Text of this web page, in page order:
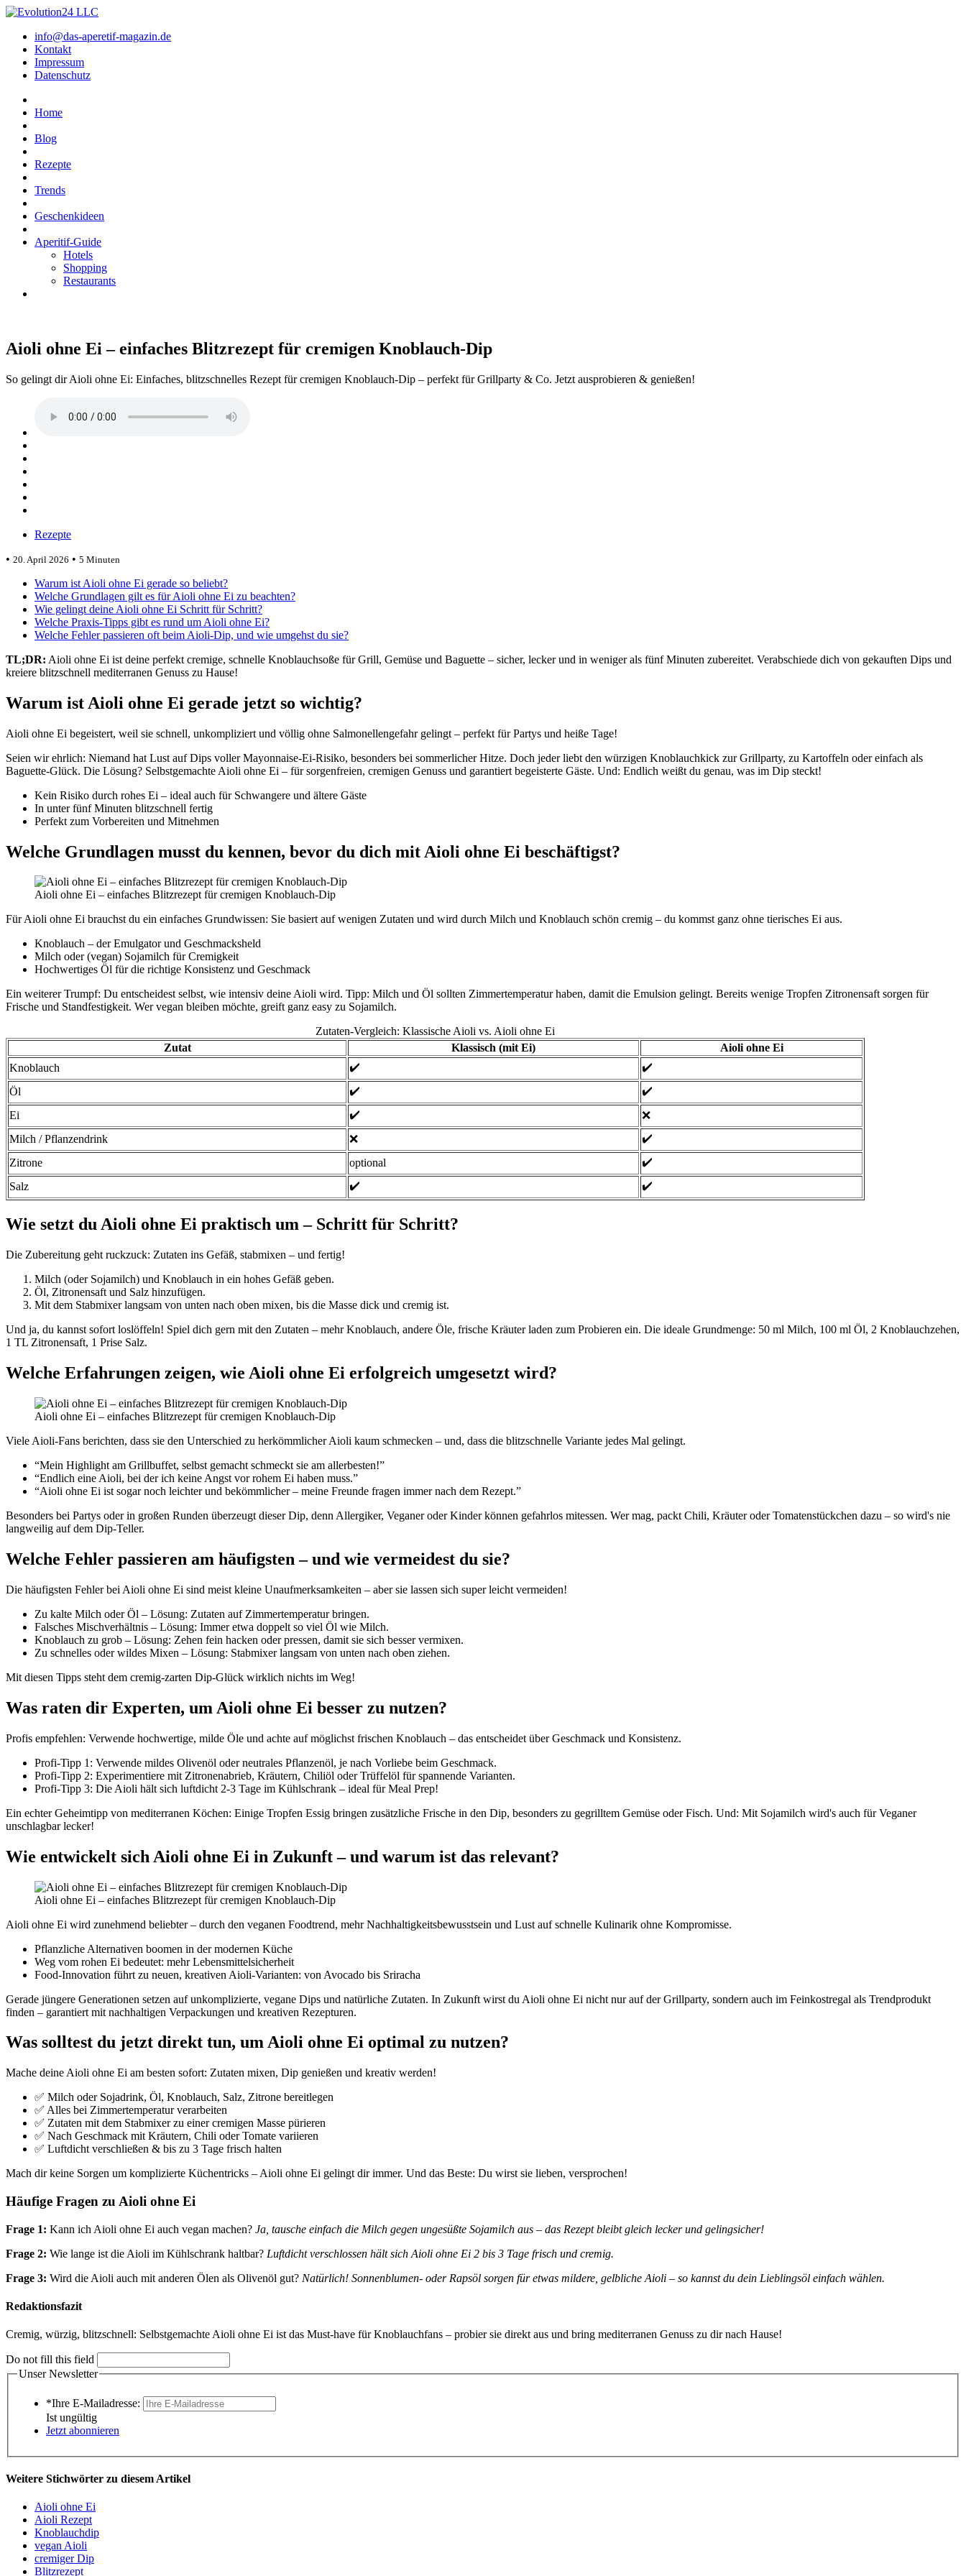
info@das-aperetif-magazin.de
Kontakt
Impressum
Datenschutz
Home
Blog
Rezepte
Trends
Geschenkideen
Aperitif-Guide
Hotels
Shopping
Restaurants
Aioli ohne Ei – einfaches Blitzrezept für cremigen Knoblauch-Dip
So gelingt dir Aioli ohne Ei: Einfaches, blitzschnelles Rezept für cremigen Knoblauch-Dip – perfekt für Grillparty & Co. Jetzt ausprobieren & genießen!
Rezepte
• 20. April 2026 • 5 Minuten
Warum ist Aioli ohne Ei gerade so beliebt?
Welche Grundlagen gilt es für Aioli ohne Ei zu beachten?
Wie gelingt deine Aioli ohne Ei Schritt für Schritt?
Welche Praxis-Tipps gibt es rund um Aioli ohne Ei?
Welche Fehler passieren oft beim Aioli-Dip, und wie umgehst du sie?
TL;DR: Aioli ohne Ei ist deine perfekt cremige, schnelle Knoblauchsoße für Grill, Gemüse und Baguette – sicher, lecker und in weniger als fünf Minuten zubereitet. Verabschiede dich von gekauften Dips und
kreiere blitzschnell mediterranen Genuss zu Hause!
Warum ist Aioli ohne Ei gerade jetzt so wichtig?
Aioli ohne Ei begeistert, weil sie schnell, unkompliziert und völlig ohne Salmonellengefahr gelingt – perfekt für Partys und heiße Tage!
Seien wir ehrlich: Niemand hat Lust auf Dips voller Mayonnaise-Ei-Risiko, besonders bei sommerlicher Hitze. Doch jeder liebt den würzigen Knoblauchkick zur Grillparty, zu Kartoffeln oder einfach als
Baguette-Glück. Die Lösung? Selbstgemachte Aioli ohne Ei – für sorgenfreien, cremigen Genuss und garantiert begeisterte Gäste. Und: Endlich weißt du genau, was im Dip steckt!
Kein Risiko durch rohes Ei – ideal auch für Schwangere und ältere Gäste
In unter fünf Minuten blitzschnell fertig
Perfekt zum Vorbereiten und Mitnehmen
Welche Grundlagen musst du kennen, bevor du dich mit Aioli ohne Ei beschäftigst?
Aioli ohne Ei – einfaches Blitzrezept für cremigen Knoblauch-Dip
Für Aioli ohne Ei brauchst du ein einfaches Grundwissen: Sie basiert auf wenigen Zutaten und wird durch Milch und Knoblauch schön cremig – du kommst ganz ohne tierisches Ei aus.
Knoblauch – der Emulgator und Geschmacksheld
Milch oder (vegan) Sojamilch für Cremigkeit
Hochwertiges Öl für die richtige Konsistenz und Geschmack
Ein weiterer Trumpf: Du entscheidest selbst, wie intensiv deine Aioli wird. Tipp: Milch und Öl sollten Zimmertemperatur haben, damit die Emulsion gelingt. Bereits wenige Tropfen Zitronensaft sorgen für
Frische und Standfestigkeit. Wer vegan bleiben möchte, greift ganz easy zu Sojamilch.
Zutaten-Vergleich: Klassische Aioli vs. Aioli ohne Ei
Zutat
Klassisch (mit Ei)
Aioli ohne Ei
Knoblauch
✔️
✔️
Öl
✔️
✔️
Ei
✔️
❌
Milch / Pflanzendrink
❌
✔️
Zitrone
optional
✔️
Salz
✔️ ✔️
Wie setzt du Aioli ohne Ei praktisch um – Schritt für Schritt?
Die Zubereitung geht ruckzuck: Zutaten ins Gefäß, stabmixen – und fertig!
Milch (oder Sojamilch) und Knoblauch in ein hohes Gefäß geben.
Öl, Zitronensaft und Salz hinzufügen.
Mit dem Stabmixer langsam von unten nach oben mixen, bis die Masse dick und cremig ist.
Und ja, du kannst sofort loslöffeln! Spiel dich gern mit den Zutaten – mehr Knoblauch, andere Öle, frische Kräuter laden zum Probieren ein. Die ideale Grundmenge: 50 ml Milch, 100 ml Öl, 2 Knoblauchzehen,
1 TL Zitronensaft, 1 Prise Salz.
Welche Erfahrungen zeigen, wie Aioli ohne Ei erfolgreich umgesetzt wird?
Aioli ohne Ei – einfaches Blitzrezept für cremigen Knoblauch-Dip
Viele Aioli-Fans berichten, dass sie den Unterschied zu herkömmlicher Aioli kaum schmecken – und, dass die blitzschnelle Variante jedes Mal gelingt.
“Mein Highlight am Grillbuffet, selbst gemacht schmeckt sie am allerbesten!”
“Endlich eine Aioli, bei der ich keine Angst vor rohem Ei haben muss.”
“Aioli ohne Ei ist sogar noch leichter und bekömmlicher – meine Freunde fragen immer nach dem Rezept.”
Besonders bei Partys oder in großen Runden überzeugt dieser Dip, denn Allergiker, Veganer oder Kinder können gefahrlos mitessen. Wer mag, packt Chili, Kräuter oder Tomatenstückchen dazu – so wird's nie
langweilig auf dem Dip-Teller.
Welche Fehler passieren am häufigsten – und wie vermeidest du sie?
Die häufigsten Fehler bei Aioli ohne Ei sind meist kleine Unaufmerksamkeiten – aber sie lassen sich super leicht vermeiden!
Zu kalte Milch oder Öl – Lösung: Zutaten auf Zimmertemperatur bringen.
Falsches Mischverhältnis – Lösung: Immer etwa doppelt so viel Öl wie Milch.
Knoblauch zu grob – Lösung: Zehen fein hacken oder pressen, damit sie sich besser vermixen.
Zu schnelles oder wildes Mixen – Lösung: Stabmixer langsam von unten nach oben ziehen.
Mit diesen Tipps steht dem cremig-zarten Dip-Glück wirklich nichts im Weg!
Was raten dir Experten, um Aioli ohne Ei besser zu nutzen?
Profis empfehlen: Verwende hochwertige, milde Öle und achte auf möglichst frischen Knoblauch – das entscheidet über Geschmack und Konsistenz.
Profi-Tipp 1: Verwende mildes Olivenöl oder neutrales Pflanzenöl, je nach Vorliebe beim Geschmack.
Profi-Tipp 2: Experimentiere mit Zitronenabrieb, Kräutern, Chiliöl oder Trüffelöl für spannende Varianten.
Profi-Tipp 3: Die Aioli hält sich luftdicht 2-3 Tage im Kühlschrank – ideal für Meal Prep!
Ein echter Geheimtipp von mediterranen Köchen: Einige Tropfen Essig bringen zusätzliche Frische in den Dip, besonders zu gegrilltem Gemüse oder Fisch. Und: Mit Sojamilch wird's auch für Veganer
unschlagbar lecker!
Wie entwickelt sich Aioli ohne Ei in Zukunft – und warum ist das relevant?
Aioli ohne Ei – einfaches Blitzrezept für cremigen Knoblauch-Dip
Aioli ohne Ei wird zunehmend beliebter – durch den veganen Foodtrend, mehr Nachhaltigkeitsbewusstsein und Lust auf schnelle Kulinarik ohne Kompromisse.
Pflanzliche Alternativen boomen in der modernen Küche
Weg vom rohen Ei bedeutet: mehr Lebensmittelsicherheit
Food-Innovation führt zu neuen, kreativen Aioli-Varianten: von Avocado bis Sriracha
Gerade jüngere Generationen setzen auf unkomplizierte, vegane Dips und natürliche Zutaten. In Zukunft wirst du Aioli ohne Ei nicht nur auf der Grillparty, sondern auch im Feinkostregal als Trendprodukt
finden – garantiert mit nachhaltigen Verpackungen und kreativen Rezepturen.
Was solltest du jetzt direkt tun, um Aioli ohne Ei optimal zu nutzen?
Mache deine Aioli ohne Ei am besten sofort: Zutaten mixen, Dip genießen und kreativ werden!
✅ Milch oder Sojadrink, Öl, Knoblauch, Salz, Zitrone bereitlegen
✅ Alles bei Zimmertemperatur verarbeiten
✅ Zutaten mit dem Stabmixer zu einer cremigen Masse pürieren
✅ Nach Geschmack mit Kräutern, Chili oder Tomate variieren
✅ Luftdicht verschließen & bis zu 3 Tage frisch halten
Mach dir keine Sorgen um komplizierte Küchentricks – Aioli ohne Ei gelingt dir immer. Und das Beste: Du wirst sie lieben, versprochen!
Häufige Fragen zu Aioli ohne Ei
Frage 1: Kann ich Aioli ohne Ei auch vegan machen? Ja, tausche einfach die Milch gegen ungesüßte Sojamilch aus – das Rezept bleibt gleich lecker und gelingsicher!
Frage 2: Wie lange ist die Aioli im Kühlschrank haltbar? Luftdicht verschlossen hält sich Aioli ohne Ei 2 bis 3 Tage frisch und cremig.
Frage 3: Wird die Aioli auch mit anderen Ölen als Olivenöl gut? Natürlich! Sonnenblumen- oder Rapsöl sorgen für etwas mildere, gelbliche Aioli – so kannst du dein Lieblingsöl einfach wählen.
Redaktionsfazit
Cremig, würzig, blitzschnell: Selbstgemachte Aioli ohne Ei ist das Must-have für Knoblauchfans – probier sie direkt aus und bring mediterranen Genuss zu dir nach Hause!
Do not fill this field
Unser Newsletter
*Ihre E-Mailadresse:
Ist ungültig
Jetzt abonnieren
Weitere Stichwörter zu diesem Artikel
Aioli ohne Ei
Aioli Rezept
Knoblauchdip
vegan Aioli
cremiger Dip
Blitzrezept